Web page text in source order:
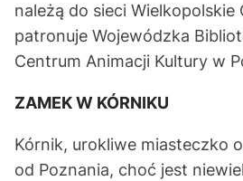
należą do sieci Wielkopolskie
patronuje Wojewódzka
Centrum Animacji Kultury w
ZAMEK W KÓRNIKU
Kórnik, urokliwe miasteczko
od Poznania, choć jest